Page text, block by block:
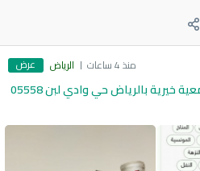
منذ 4 ساعات الرياض عرض
دينا توصيل اثاث الى جمعية خيرية بالرياض حي وادي لبن 05558